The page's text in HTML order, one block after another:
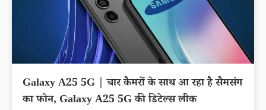
Galaxy A25 5G | चार कैमरों के साथ आ रहा है सैमसंग
का फोन, Galaxy A25 5G की डिटेल्स लीक